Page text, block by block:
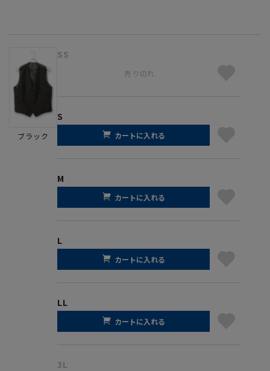
ブラック
SS
売り切れ
S
カートに入れる
M
カートに入れる
L
カートに入れる
LL
カートに入れる
3L